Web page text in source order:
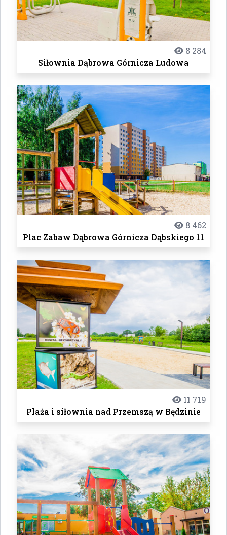
8 284
Siłownia Dąbrowa Górnicza Ludowa
8 462
Plac Zabaw Dąbrowa Górnicza Dąbskiego 11
11 719
Plaża i siłownia nad Przemszą w Będzinie